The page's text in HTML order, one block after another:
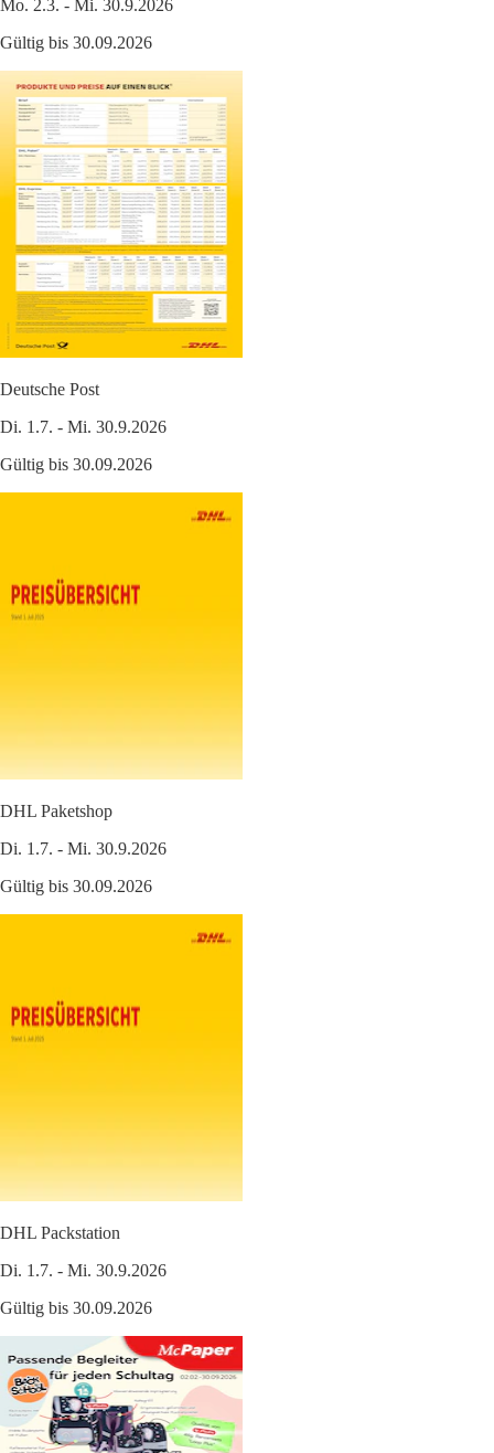
Mo. 2.3. - Mi. 30.9.2026
Gültig bis 30.09.2026
Deutsche Post
Di. 1.7. - Mi. 30.9.2026
Gültig bis 30.09.2026
DHL Paketshop
Di. 1.7. - Mi. 30.9.2026
Gültig bis 30.09.2026
DHL Packstation
Di. 1.7. - Mi. 30.9.2026
Gültig bis 30.09.2026